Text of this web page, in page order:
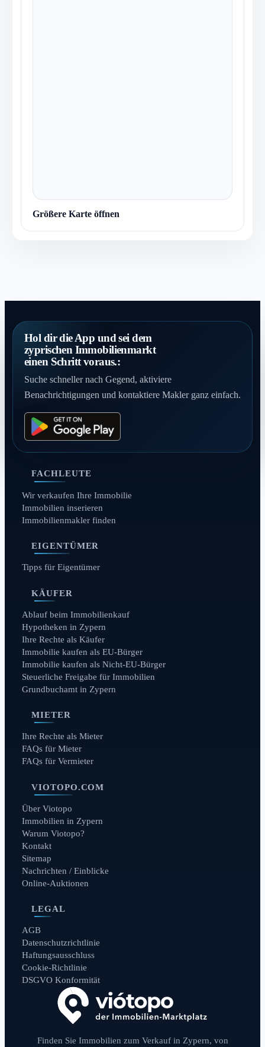
Größere Karte öffnen
Hol dir die App und sei dem
zyprischen Immobilienmarkt
einen Schritt voraus.:
Suche schneller nach Gegend, aktiviere
Benachrichtigungen und kontaktiere Makler ganz einfach.
FACHLEUTE
Wir verkaufen Ihre Immobilie
Immobilien inserieren
Immobilienmakler finden
EIGENTÜMER
Tipps für Eigentümer
KÄUFER
Ablauf beim Immobilienkauf
Hypotheken in Zypern
Ihre Rechte als Käufer
Immobilie kaufen als EU-Bürger
Immobilie kaufen als Nicht-EU-Bürger
Steuerliche Freigabe für Immobilien
Grundbuchamt in Zypern
MIETER
Ihre Rechte als Mieter
FAQs für Mieter
FAQs für Vermieter
VIOTOPO.COM
Über Viotopo
Immobilien in Zypern
Warum Viotopo?
Kontakt
Sitemap
Nachrichten / Einblicke
Online-Auktionen
LEGAL
AGB
Datenschutzrichtlinie
Haftungsausschluss
Cookie-Richtlinie
DSGVO Konformität
Finden Sie Immobilien zum Verkauf in Zypern, von